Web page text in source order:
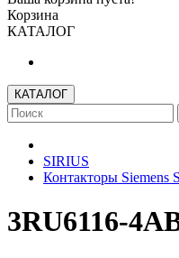
Корзина
КАТАЛОГ
КАТАЛОГ
SIRIUS
Контакторы Siemens
3RU6116-